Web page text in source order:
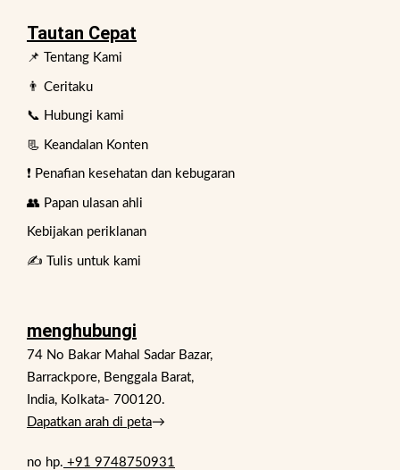
Tautan Cepat
📌 Tentang Kami
👨 Ceritaku
📞 Hubungi kami
📃 Keandalan Konten
❗ Penafian kesehatan dan kebugaran
👥 Papan ulasan ahli
Kebijakan periklanan
✍️ Tulis untuk kami
menghubungi
74 No Bakar Mahal Sadar Bazar,
Barrackpore, Benggala Barat,
India, Kolkata- 700120.
Dapatkan arah di peta→
no hp. +91 9748750931